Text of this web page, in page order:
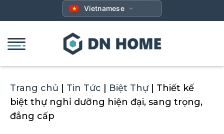
qua
dung
Vietnamese
Trang chủ Tin Tức Biệt Thự
Thiết kế
biệt thự nghỉ dưỡng hiện đại, sang trọng,
đẳng cấp